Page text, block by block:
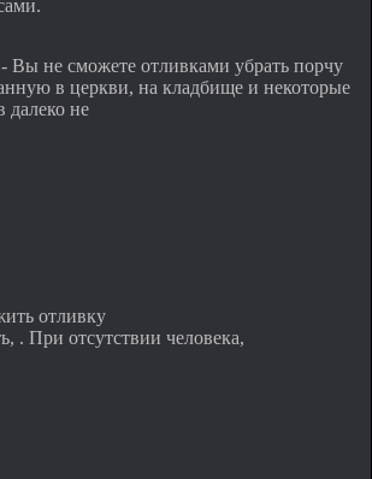
Вы не сможете отливками убрать порчу
в церкви, на кладбище и некоторые
далеко не
отливку
. При отсутствии человека,